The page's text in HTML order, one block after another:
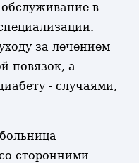
в
за лечением
повязок, а
- случаями,
сторонними